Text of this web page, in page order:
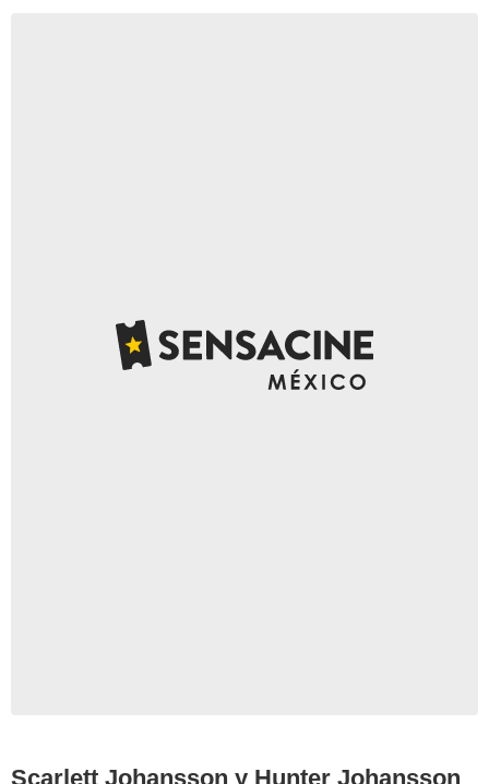
Scarlett Johansson y Hunter Johansson